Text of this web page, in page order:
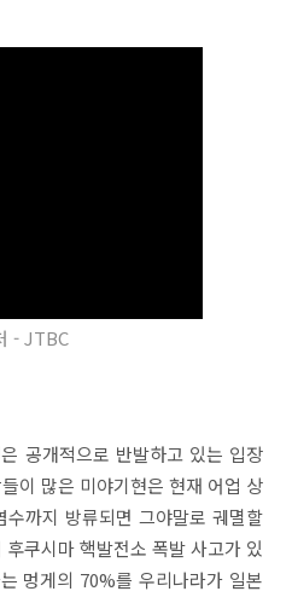
- JTBC
공개적으로 반발하고 있는 입장
이 많은 미야기현은 현재 어업 상
까지 방류되면 그야말로 궤멸할
쿠시마 핵발전소 폭발 사고가 있
멍게의 70%를 우리나라가 일본